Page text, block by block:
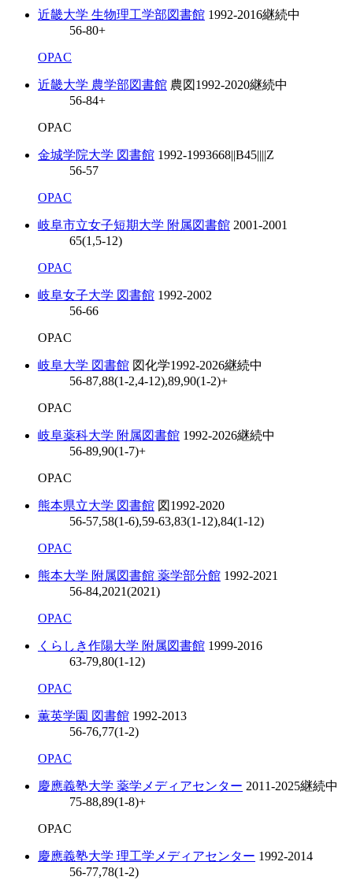
近畿大学 生物理工学部図書館 1992-2016継続中
56-80+
OPAC
近畿大学 農学部図書館 農図 1992-2020継続中
56-84+
OPAC
金城学院大学 図書館 1992-1993668||B45||||Z
56-57
OPAC
岐阜市立女子短期大学 附属図書館 2001-2001
65(1,5-12)
OPAC
岐阜女子大学 図書館 1992-2002
56-66
OPAC
岐阜大学 図書館 図化学1992-2026継続中
56-87,88(1-2,4-12),89,90(1-2)+
OPAC
岐阜薬科大学 附属図書館 1992-2026継続中
56-89,90(1-7)+
OPAC
熊本県立大学 図書館 図 1992-2020
56-57,58(1-6),59-63,83(1-12),84(1-12)
OPAC
熊本大学 附属図書館 薬学部分館 1992-2021
56-84,2021(2021)
OPAC
くらしき作陽大学 附属図書館 1999-2016
63-79,80(1-12)
OPAC
薫英学園 図書館 1992-2013
56-76,77(1-2)
OPAC
慶應義塾大学 薬学メディアセンター 2011-2025継続中
75-88,89(1-8)+
OPAC
慶應義塾大学 理工学メディアセンター 1992-2014
56-77,78(1-2)